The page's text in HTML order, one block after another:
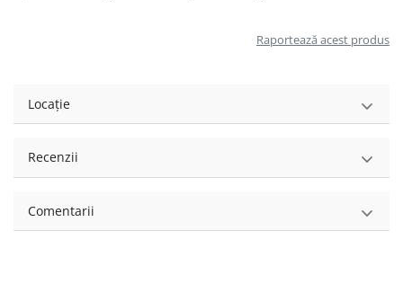
Raportează acest produs
Locație
Recenzii
Comentarii